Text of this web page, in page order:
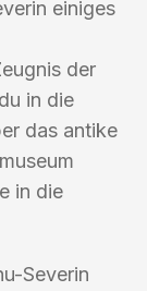
einiges
der
in die
das antike
in die
Severin